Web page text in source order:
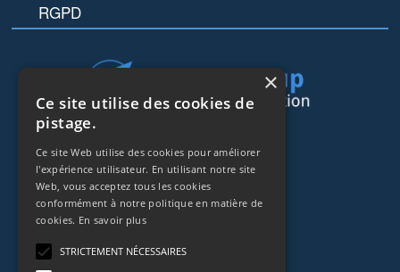
RGPD
75008Paris
Frankreich
+33153838240
Ce site utilise des cookies de
pistage.
Ce site Web utilise des cookies pour améliorer
l'expérience utilisateur. En utilisant notre site
Web, vous acceptez tous les cookies
conformément à notre politique en matière de
cookies. En savoir plus
STRICTEMENT NÉCESSAIRES
×